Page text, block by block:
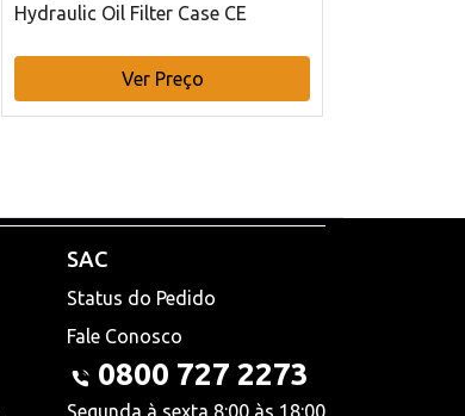
Hydraulic Oil Filter Case CE
Ver Preço
SAC
Status do Pedido
Fale Conosco
0800 727 2273
Segunda à sexta 8:00 às 18:00